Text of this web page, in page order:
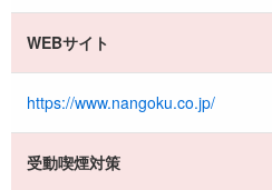
WEBサイト
https://www.nangoku.co.jp/
受動喫煙対策